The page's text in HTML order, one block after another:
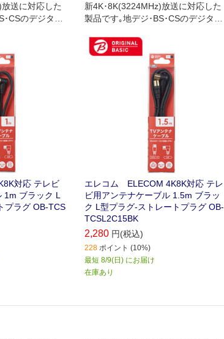
送に対応した
CSのデジタル
子とテレビ､レ
ーナー付パソコ
接続ケーブル
対応 テレビ
1m ブラック L
プラグ OB-TCS
新4K･8K(3224MHz)放送に対応した
製品です｡地デジ･BS･CSのデジタル
ます｡壁面のテレビ端子とテレビ､レ
コーダー､テレビチューナー付パソコ
ンなどの接続に最適な接続ケーブル
エレコム ELECOM 4K8K対応 テレ
ビ用アンテナケーブル 1.5m ブラッ
ク L型プラグ-ストレートプラグ OB-
TCSL2C15BK
2,280 円(税込)
228 ポイント (10%)
最短 8/9(日) にお届け
在庫あり